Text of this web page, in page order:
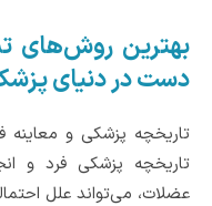
بهترین
دست در دنیای
تاریخچه پزشکی و
تاریخچه پزشکی فرد و
عضلات، می‌تواند علل